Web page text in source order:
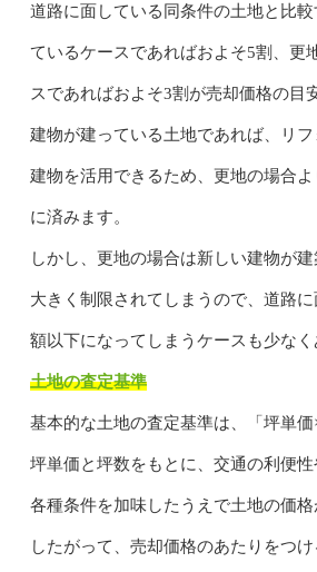
道路に面している同条件の土地と比
ているケースであればおよそ5割、更
スであればおよそ3割が売却価格の目
建物が建っている土地であれば、リ
建物を活用できるため、更地の場合
に済みます。
しかし、更地の場合は新しい建物が
大きく制限されてしまうので、道路
額以下になってしまうケースも少なく
土地の査定基準
基本的な土地の査定基準は、「坪単価
坪単価と坪数をもとに、交通の利便性
各種条件を加味したうえで土地の価格
したがって、売却価格のあたりをつ